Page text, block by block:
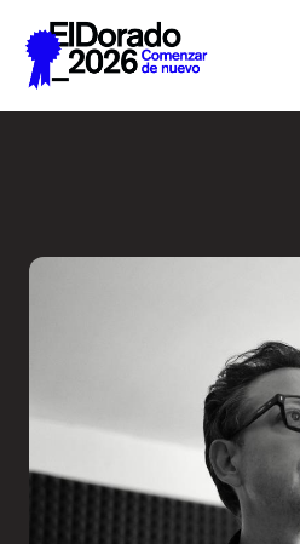
Saltar al contenido principal
Inscribir